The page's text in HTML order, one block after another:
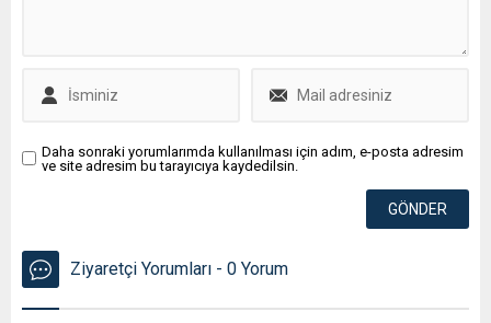
Daha sonraki yorumlarımda kullanılması için adım, e-posta adresim
ve site adresim bu tarayıcıya kaydedilsin.
Ziyaretçi Yorumları - 0 Yorum